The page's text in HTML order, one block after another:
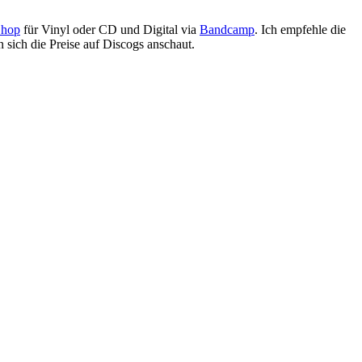
für Vinyl oder CD und Digital via Bandcamp. Ich empfehle die
die Preise auf Discogs anschaut.